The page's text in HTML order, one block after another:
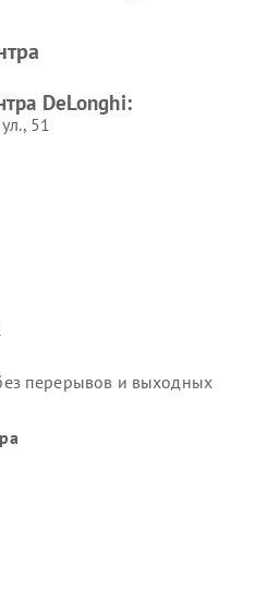
DeLonghi
DeLonghi:
51
перерывов и выходных